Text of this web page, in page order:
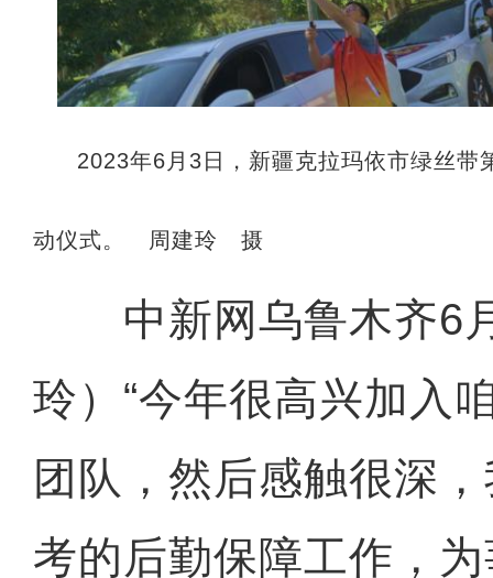
2023年6月3日，新疆克拉玛依市绿丝带
动仪式。 周建玲 摄
中新网乌鲁木齐6
玲）“今年很高兴加入
团队，然后感触很深
考的后勤保障工作，